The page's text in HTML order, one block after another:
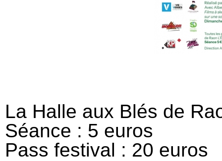
La Halle aux Blés de
Séance : 5 euros
Pass festival : 20 euros